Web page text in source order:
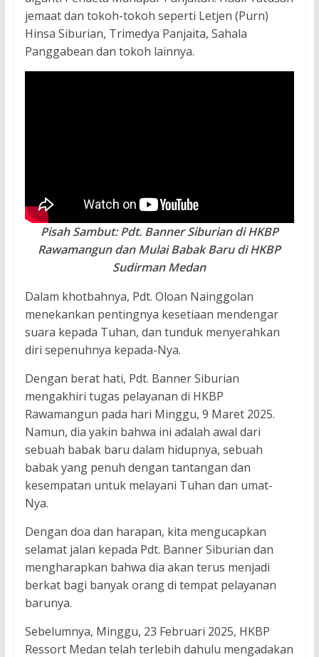
jemaat dan tokoh-tokoh seperti Letjen (Purn)
Hinsa Siburian, Trimedya Panjaita, Sahala
Panggabean dan tokoh lainnya.
Pisah Sambut: Pdt. Banner Siburian di HKBP
Rawamangun dan Mulai Babak Baru di HKBP
Sudirman Medan
Dalam khotbahnya, Pdt. Oloan Nainggolan
menekankan pentingnya kesetiaan mendengar
suara kepada Tuhan, dan tunduk menyerahkan
diri sepenuhnya kepada-Nya.
Dengan berat hati, Pdt. Banner Siburian
mengakhiri tugas pelayanan di HKBP
Rawamangun pada hari Minggu, 9 Maret 2025.
Namun, dia yakin bahwa ini adalah awal dari
sebuah babak baru dalam hidupnya, sebuah
babak yang penuh dengan tantangan dan
kesempatan untuk melayani Tuhan dan umat-
Nya.
Dengan doa dan harapan, kita mengucapkan
selamat jalan kepada Pdt. Banner Siburian dan
mengharapkan bahwa dia akan terus menjadi
berkat bagi banyak orang di tempat pelayanan
barunya.
Sebelumnya, Minggu, 23 Februari 2025, HKBP
Ressort Medan telah terlebih dahulu mengadakan